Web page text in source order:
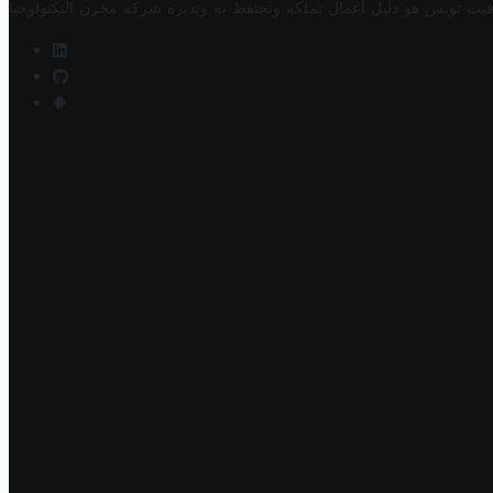
تونس هو دليل أعمال تملكه وتحتفظ به وتديره شركة مخزن التكنولوجيا